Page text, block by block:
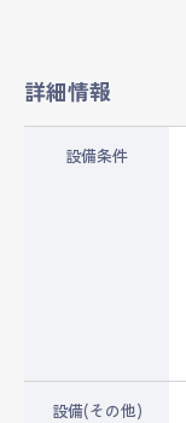
詳細情報
設備条件
設備(その他)